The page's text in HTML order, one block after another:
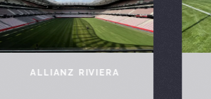
ALLIANZ RIVIERA